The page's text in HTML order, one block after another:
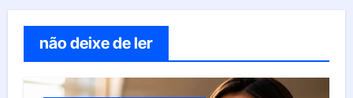
não deixe de ler